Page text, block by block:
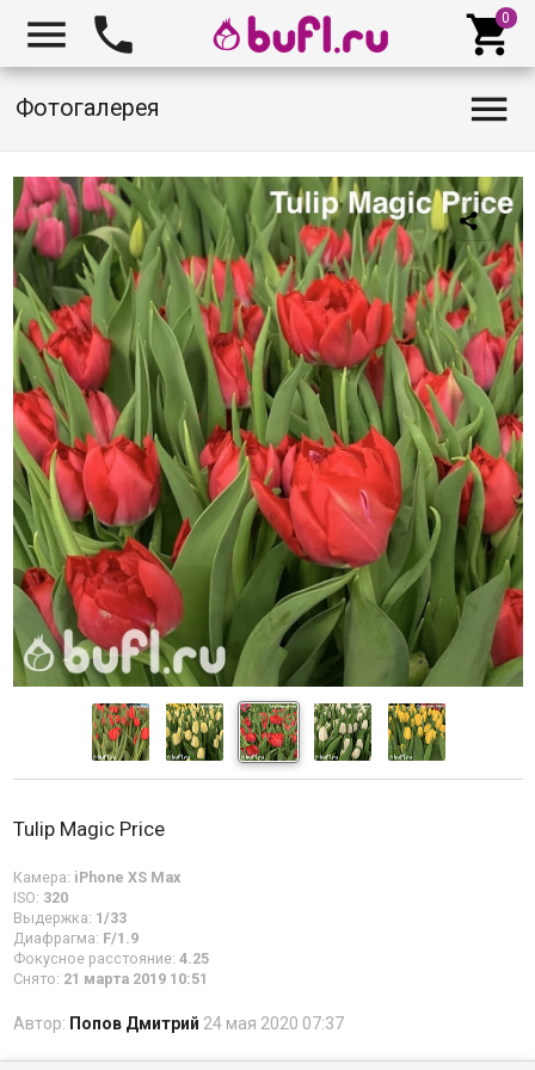
  
Фотогалерея 
Tulip Magic Price
Камера: iPhone XS Max
ISO: 320
Выдержка: 1/33
Диафрагма: F/1.9
Фокусное расстояние: 4.25
Снято: 21 марта 2019 10:51
Автор: Попов Дмитрий 24 мая 2020 07:37